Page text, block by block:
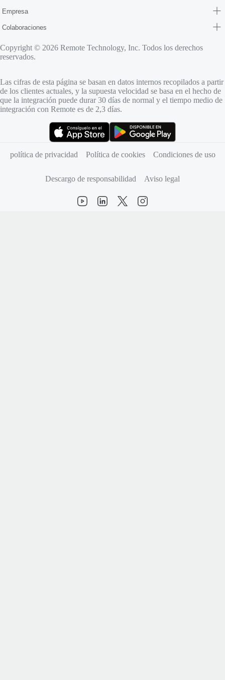
Empresa
Colaboraciones
Copyright © 2026 Remote Technology, Inc. Todos los derechos
reservados.
Las cifras de esta página se basan en datos internos recopilados a partir
de los clientes actuales, y la supuesta velocidad se basa en el hecho de
que la integración puede durar 30 días de normal y el tiempo medio de
integración con Remote es de 2,3 días.
política de privacidad
Política de cookies Condiciones de uso
Descargo de responsabilidad Aviso legal